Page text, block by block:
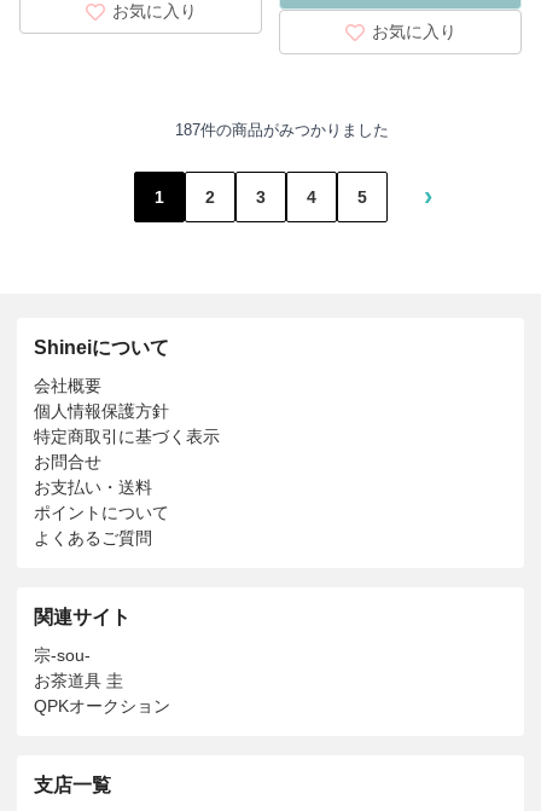
お気に入り
お気に入り
187件の商品がみつかりました
1 2 3 4 5 ›
Shineiについて
会社概要
個人情報保護方針
特定商取引に基づく表示
お問合せ
お支払い・送料
ポイントについて
よくあるご質問
関連サイト
宗-sou-
お茶道具 圭
QPKオークション
支店一覧